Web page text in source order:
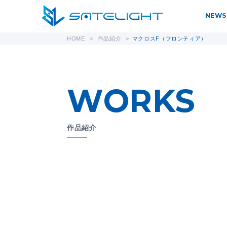
NEWS
HOME > 作品紹介 > マクロスF（フロンティア）
WORKS
作品紹介